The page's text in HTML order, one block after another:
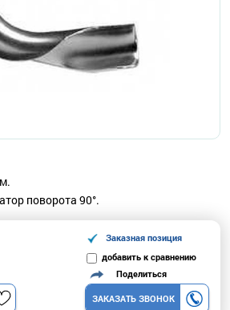
поворота 90°.
Заказная позиция
добавить к сравнению
Поделиться
ЗАКАЗАТЬ ЗВОНОК